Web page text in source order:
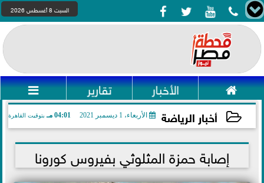
    السبت 8 أغسطس 2026
 الأخبار تقارير 
أخبار الرياضة الأربعاء، 1 ديسمبر 2021 04:01 مـ بتوقيت القاهرة
2021-12-01 16:01:36إصابة حمزة المثلوثي بفيروس كورونا